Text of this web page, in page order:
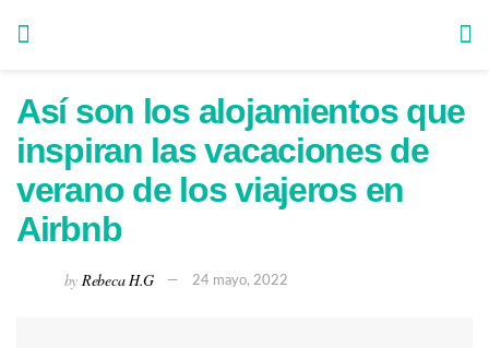
Así son los alojamientos que
inspiran las vacaciones de
verano de los viajeros en
Airbnb
by Rebeca H.G 24 mayo, 2022